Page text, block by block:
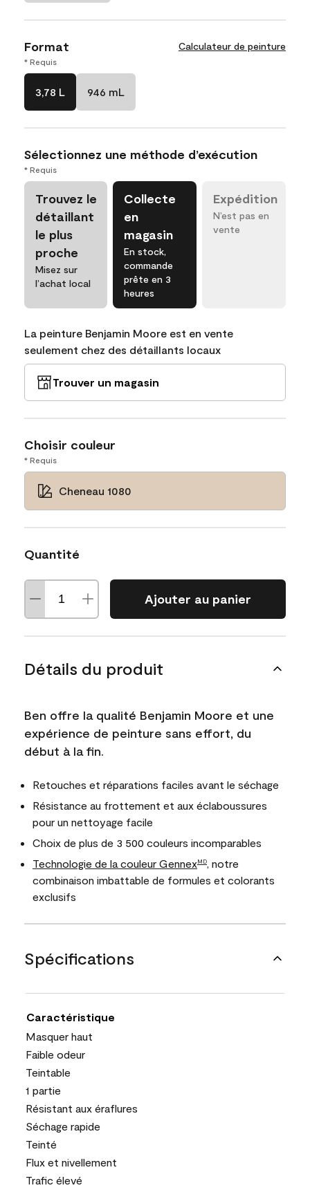
Format Calculateur de peinture
* Requis
3,78 L 946 mL
Sélectionnez une méthode d’exécution
* Requis
Trouvez le
détaillant
le plus
proche
Misez sur
l’achat local
Collecte
en
magasin
En stock,
commande
prête en 3
heures
Expédition
N’est pas en
vente
La peinture Benjamin Moore est en vente
seulement chez des détaillants locaux
Trouver un magasin
Choisir couleur
* Requis
Cheneau 1080
Quantité
Ajouter au panier
Détails du produit
Ben offre la qualité Benjamin Moore et une
expérience de peinture sans effort, du
début à la fin.
Retouches et réparations faciles avant le séchage
Résistance au frottement et aux éclaboussures
pour un nettoyage facile
Choix de plus de 3 500 couleurs incomparables
Technologie de la couleur GennexMD
, notre
combinaison imbattable de formules et colorants
exclusifs
Spécifications
Caractéristique
Masquer haut
Faible odeur
Teintable
1 partie
Résistant aux éraflures
Séchage rapide
Teinté
Flux et nivellement
Trafic élevé